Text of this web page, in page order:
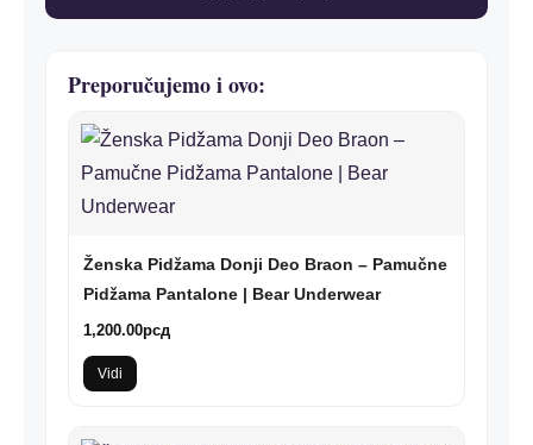
Preporučujemo i ovo:
Ženska Pidžama Donji Deo Braon – Pamučne
Pidžama Pantalone | Bear Underwear
1,200.00рсд
Vidi